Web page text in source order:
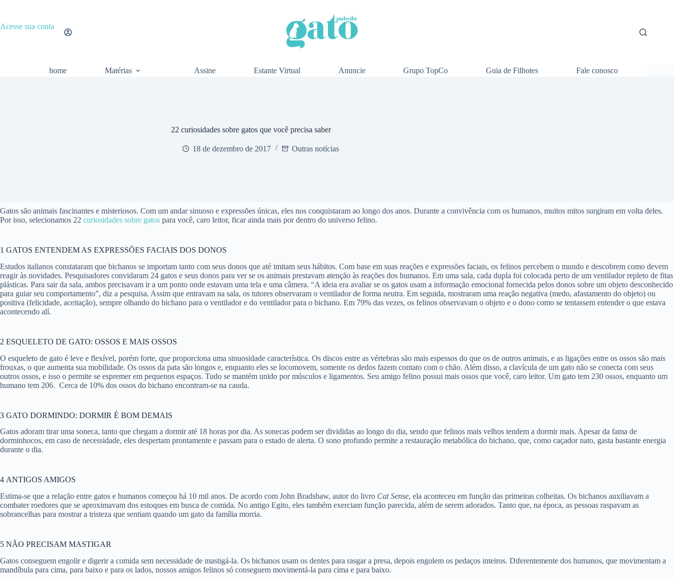
o
conteúdo
Acesse sua conta
home Matérias Assine Estante Virtual Anuncie Grupo TopCo Guia de Filhotes Fale conosco
22 curiosidades sobre gatos que você precisa saber
18 de dezembro de 2017 Outras notícias
Gatos são animais fascinantes e misteriosos. Com um andar sinuoso e expressões únicas, eles nos conquistaram ao longo dos anos. Durante a convivência com os humanos, muitos mitos surgiram em volta deles.
Por isso, selecionamos 22 curiosidades sobre gatos para você, caro leitor, ficar ainda mais por dentro do universo felino.
1 GATOS ENTENDEM AS EXPRESSÕES FACIAIS DOS DONOS
Estudos italianos constataram que bichanos se importam tanto com seus donos que até imitam seus hábitos. Com base em suas reações e expressões faciais, os felinos percebem o mundo e descobrem como devem
reagir às novidades. Pesquisadores convidaram 24 gatos e seus donos para ver se os animais prestavam atenção às reações dos humanos. Em uma sala, cada dupla foi colocada perto de um ventilador repleto de fitas
plásticas. Para sair da sala, ambos precisavam ir a um ponto onde estavam uma tela e uma câmera. “A ideia era avaliar se os gatos usam a informação emocional fornecida pelos donos sobre um objeto desconhecido
para guiar seu comportamento”, diz a pesquisa. Assim que entravam na sala, os tutores observaram o ventilador de forma neutra. Em seguida, mostraram uma reação negativa (medo, afastamento do objeto) ou
positiva (felicidade, aceitação), sempre olhando do bichano para o ventilador e do ventilador para o bichano. Em 79% das vezes, os felinos observavam o objeto e o dono como se tentassem entender o que estava
acontecendo alí.
2 ESQUELETO DE GATO: OSSOS E MAIS OSSOS
O esqueleto de gato é leve e flexível, porém forte, que proporciona uma sinuosidade característica. Os discos entre as vértebras são mais espessos do que os de outros animais, e as ligações entre os ossos são mais
frouxas, o que aumenta sua mobilidade. Os ossos da pata são longos e, enquanto eles se locomovem, somente os dedos fazem contato com o chão. Além disso, a clavícula de um gato não se conecta com seus
outros ossos, e isso o permite se espremer em pequenos espaços. Tudo se mantém unido por músculos e ligamentos. Seu amigo felino possui mais ossos que você, caro leitor. Um gato tem 230 ossos, enquanto um
humano tem 206. Cerca de 10% dos ossos do bichano encontram-se na cauda.
3 GATO DORMINDO: DORMIR É BOM DEMAIS
Gatos adoram tirar uma soneca, tanto que chegam a dormir até 18 horas por dia. As sonecas podem ser divididas ao longo do dia, sendo que felinos mais velhos tendem a dormir mais. Apesar da fama de
dorminhocos, em caso de necessidade, eles despertam prontamente e passam para o estado de alerta. O sono profundo permite a restauração metabólica do bichano, que, como caçador nato, gasta bastante energia
durante o dia.
4 ANTIGOS AMIGOS
Estima-se que a relação entre gatos e humanos começou há 10 mil anos. De acordo com John Bradshaw, autor do livro Cat Sense, ela aconteceu em função das primeiras colheitas. Os bichanos auxiliavam a
combater roedores que se aproximavam dos estoques em busca de comida. No antigo Egito, eles também exerciam função parecida, além de serem adorados. Tanto que, na época, as pessoas raspavam as
sobrancelhas para mostrar a tristeza que sentiam quando um gato da família morria.
5 NÃO PRECISAM MASTIGAR
Gatos conseguem engolir e digerir a comida sem necessidade de mastigá-la. Os bichanos usam os dentes para rasgar a presa, depois engolem os pedaços inteiros. Diferentemente dos humanos, que movimentam a
mandíbula para cima, para baixo e para os lados, nossos amigos felinos só conseguem movimentá-la para cima e para baixo.